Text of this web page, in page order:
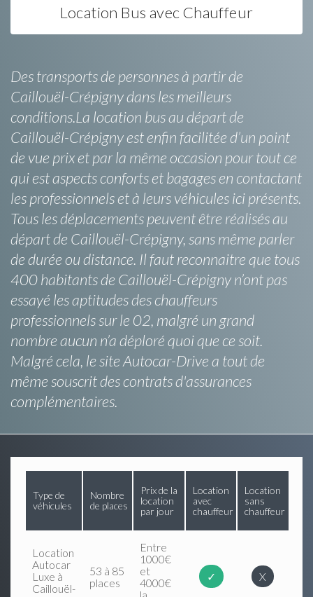
Location Bus avec Chauffeur
Des transports de personnes à partir de
Caillouël-Crépigny dans les meilleurs
conditions.La location bus au départ de
Caillouël-Crépigny est enfin facilitée d’un point
de vue prix et par la même occasion pour tout ce
qui est aspects conforts et bagages en contactant
les professionnels et à leurs véhicules ici présents.
Tous les déplacements peuvent être réalisés au
départ de Caillouël-Crépigny, sans même parler
de durée ou distance. Il faut reconnaitre que tous
400 habitants de Caillouël-Crépigny n’ont pas
essayé les aptitudes des chauffeurs
professionnels sur le 02, malgré un grand
nombre aucun n’a déploré quoi que ce soit.
Malgré cela, le site Autocar-Drive a tout de
même souscrit des contrats d'assurances
complémentaires.
Type de
véhicules
Nombre
de places
Prix de la
location
par jour
Location
avec
chauffeur
Location
sans
chauffeur
Location
Autocar
Luxe à
Caillouël-
53 à 85
places
Entre
1000€
et
4000€
✓ X